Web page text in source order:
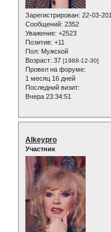
Зарегистрирован: 22-03-
Сообщений: 2352
Уважение: +2523
Позитив: +11
Пол: Мужской
Возраст: 37 [1988-12-30]
Провел на форуме:
1 месяц 16 дней
Последний визит:
Вчера 23:34:51
Alkeypro
Участник